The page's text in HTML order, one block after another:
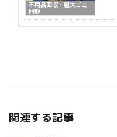
不用品回収・粗大ゴミ
回収
関連する記事